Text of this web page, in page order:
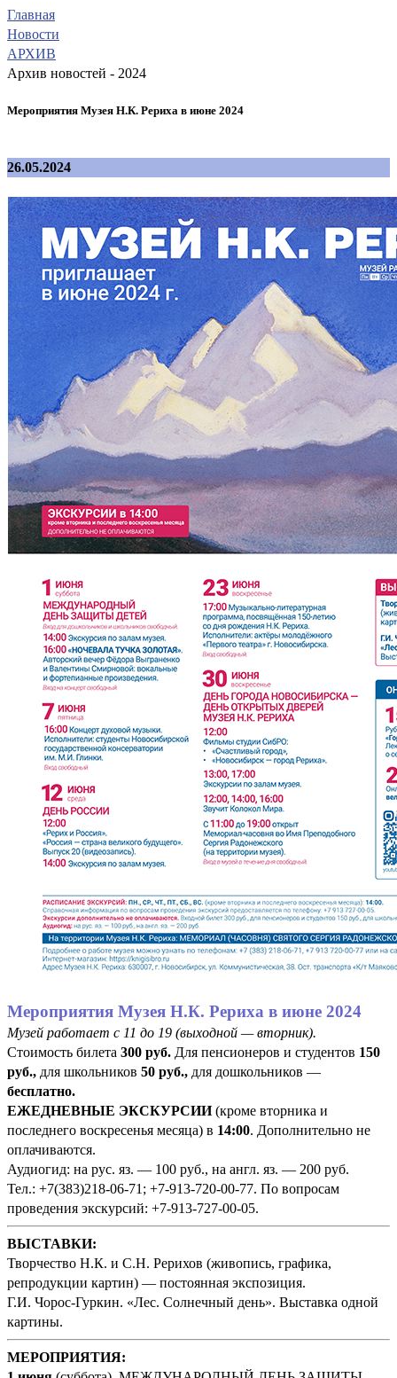
Главная
Новости
АРХИВ
Архив новостей - 2024
Мероприятия Музея Н.К. Рериха в июне 2024
26.05.2024
Мероприятия Музея Н.К. Рериха в июне 2024
Музей работает с 11 до 19 (выходной — вторник).
Стоимость билета 300 руб. Для пенсионеров и студентов 150
руб., для школьников 50 руб., для дошкольников —
бесплатно.
ЕЖЕДНЕВНЫЕ ЭКСКУРСИИ(кроме вторника и
последнего воскресенья месяца) в 14:00. Дополнительно не
оплачиваются.
Аудиогид: на рус. яз. — 100 руб., на англ. яз. — 200 руб.
Тел.: +7(383)218-06-71; +7-913-720-00-77. По вопросам
проведения экскурсий: +7-913-727-00-05.
ВЫСТАВКИ:
Творчество Н.К. и С.Н. Рерихов (живопись, графика,
репродукции картин) — постоянная экспозиция.
Г.И. Чорос-Гуркин. «Лес. Солнечный день». Выставка одной
картины.
МЕРОПРИЯТИЯ: